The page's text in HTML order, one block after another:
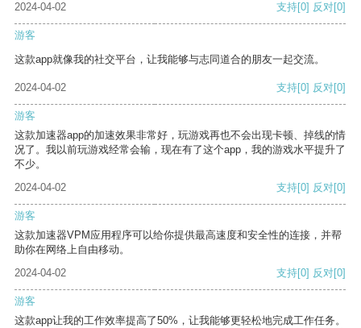
2024-04-02 支持[0] 反对[0]
游客
这款app就像我的社交平台，让我能够与志同道合的朋友一起交流。
2024-04-02 支持[0] 反对[0]
游客
这款加速器app的加速效果非常好，玩游戏再也不会出现卡顿、掉线的情
况了。我以前玩游戏经常会输，现在有了这个app，我的游戏水平提升了
不少。
2024-04-02
支持[0] 反对[0]
游客
这款加速器VPM应用程序可以给你提供最高速度和安全性的连接，并帮
助你在网络上自由移动。
2024-04-02
支持[0] 反对[0]
游客
这款app让我的工作效率提高了50%，让我能够更轻松地完成工作任务。